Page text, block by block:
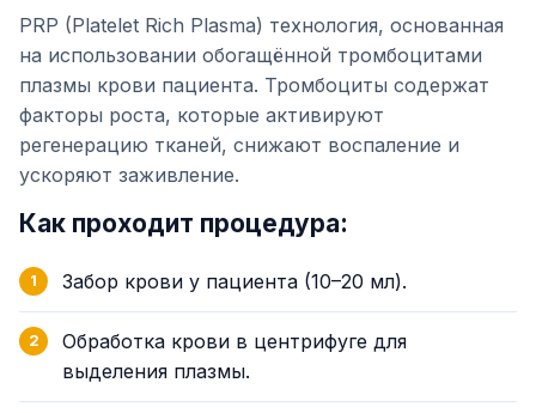
PRP (Platelet Rich Plasma) технология, основанная
на использовании обогащённой тромбоцитами
плазмы крови пациента. Тромбоциты содержат
факторы роста, которые активируют
регенерацию тканей, снижают воспаление и
ускоряют заживление.
Как проходит процедура:
Забор крови у пациента (10–20 мл).
Обработка крови в центрифуге для
выделения плазмы.